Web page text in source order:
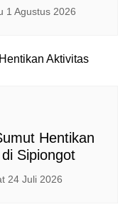
1 Agustus 2026
Hentikan
Sipiongot
24 Juli 2026